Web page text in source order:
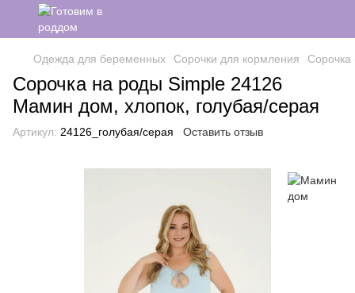
Одежда для беременных Сорочки для кормления Сорочка
Сорочка на роды Simple 24126
Мамин дом, хлопок, голубая/серая
Артикул: 24126_голубая/серая Оставить отзыв